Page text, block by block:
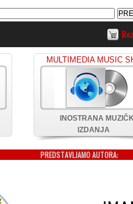
MULTIMEDIA MUSIC
INOSTRANA
IZDANJA
PREDSTAVLJAMO AUTORA: